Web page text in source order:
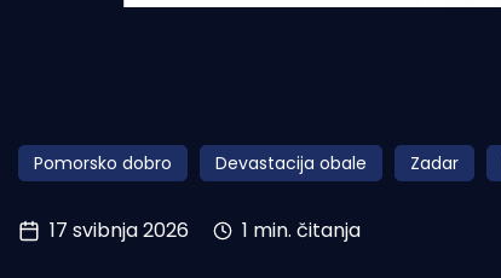
Pomorstvo
Ribolov
Pomorsko dobro Devastacija obale Zadar
17 svibnja 2026 1 min. čitanja